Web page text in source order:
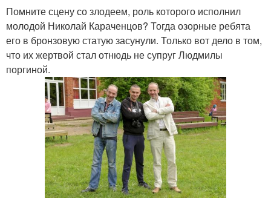
Помните сцену со злодеем, роль которого исполнил
молодой Николай Караченцов? Тогда озорные ребята
его в бронзовую статую засунули. Только вот дело в том,
что их жертвой стал отнюдь не супруг Людмилы
поргиной.